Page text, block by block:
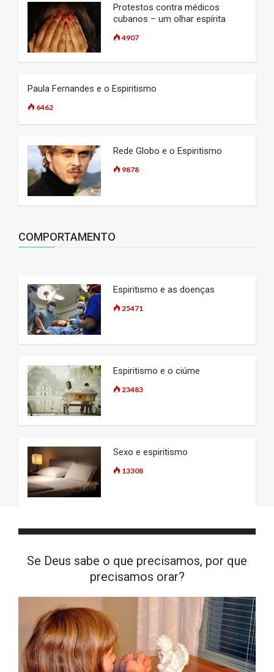
Protestos contra médicos
cubanos – um olhar espírita
4907
Paula Fernandes e o Espiritismo
6462
Rede Globo e o Espiritismo
9878
COMPORTAMENTO
Espiritismo e as doenças
25471
Espiritismo e o ciúme
23483
Sexo e espiritismo
13308
Se Deus sabe o que precisamos, por que
precisamos orar?